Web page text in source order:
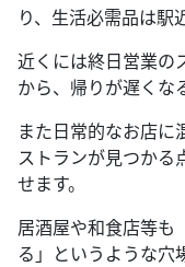
り、生活必需品は駅
近くには終日営業の
から、帰りが遅くな
また日常的なお店に
ストランが見つかる
せます。
居酒屋や和食店等も
る」というような穴